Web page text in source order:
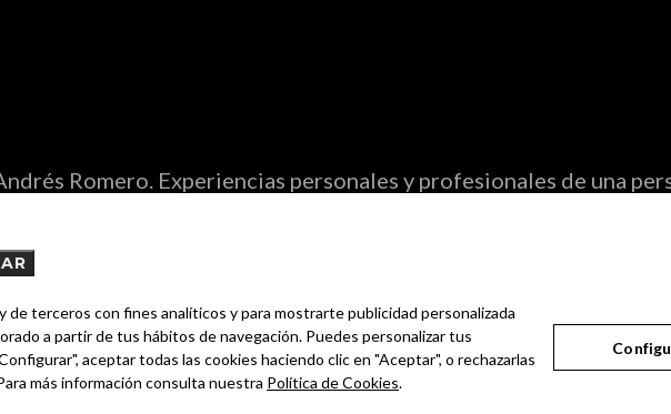
Romero. Experiencias personales y profesionales de una
y presiona Enter.
de terceros con fines analíticos y para mostrarte publicidad personalizada
a partir de tus hábitos de navegación. Puedes personalizar tus
aceptar todas las cookies haciendo clic en "Aceptar", o rechazarlas
más información consulta nuestra Política de Cookies.
Aviso Legal Política de Privacidad